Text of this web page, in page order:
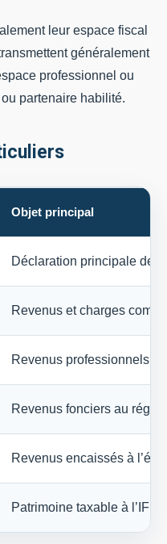
leur espace fiscal
généralement
professionnel ou
partenaire habilité.
Objet principal
Déclaration principale des
Revenus et charges
Revenus professionnels
Revenus fonciers au
Revenus encaissés à
Patrimoine taxable à l’IFI